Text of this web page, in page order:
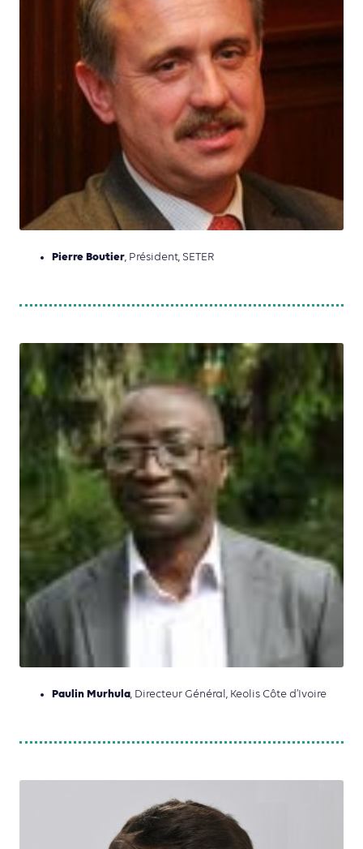
Pierre Boutier, Président, SETER
Paulin Murhula, Directeur Général, Keolis Côte d’Ivoire